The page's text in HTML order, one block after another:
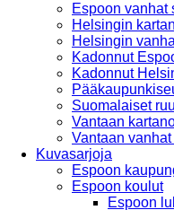
Espoon vanhat
Helsingin
Helsingin
Kadonnut
Kadonnut
Suomalaiset
Vantaan
Vantaan
Kuvasarjoja
Espoon
Espoon koulut
Espoon